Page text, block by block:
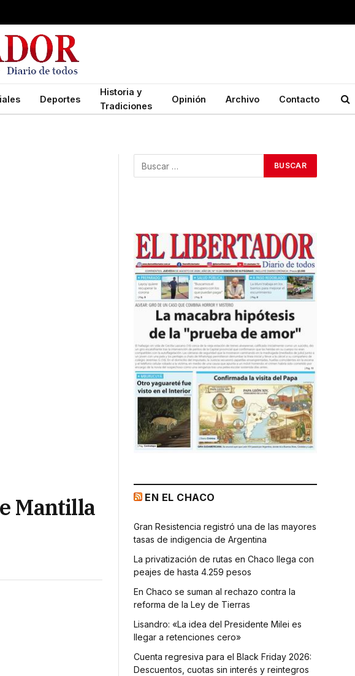
Deportes
Historia y
Tradiciones
Opinión Archivo Contacto
Mantilla
EN EL CHACO
Gran Resistencia registró una de las mayores
tasas de indigencia de Argentina
La privatización de rutas en Chaco llega con
peajes de hasta 4.259 pesos
En Chaco se suman al rechazo contra la
reforma de la Ley de Tierras
Lisandro: «La idea del Presidente Milei es
llegar a retenciones cero»
Cuenta regresiva para el Black Friday 2026:
Descuentos, cuotas sin interés y reintegros